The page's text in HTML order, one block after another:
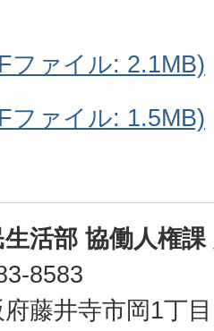
ファイル: 2.1MB)
ファイル: 1.5MB)
活部 協働人権
8583
府藤井寺市岡1丁